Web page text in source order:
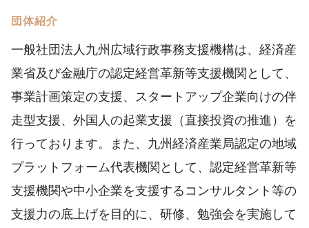
団体紹介
⼀般社団法⼈九州広域⾏政事務⽀援機構は、経済産
業省及び⾦融庁の認定経営⾰新等⽀援機関として、
事業計画策定の支援、スタートアップ企業向けの伴
走型支援、外国人の起業支援（直接投資の推進）を
行っております。また、九州経済産業局認定の地域
プラットフォーム代表機関として、認定経営⾰新等
⽀援機関や中小企業を支援するコンサルタント等の
支援力の底上げを目的に、研修、勉強会を実施して